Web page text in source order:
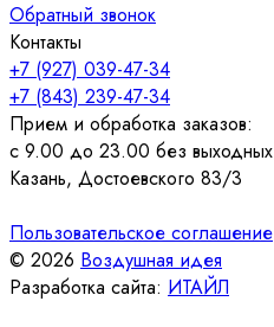
Обратный звонок
Контакты
+7 (927) 039-47-34
+7 (843) 239-47-34
Прием и обработка заказов:
с 9.00 до 23.00 без выходных
Казань, Достоевского 83/3
Пользовательское соглашение
© 2026 Воздушная идея
Разработка сайта: ИТАЙЛ